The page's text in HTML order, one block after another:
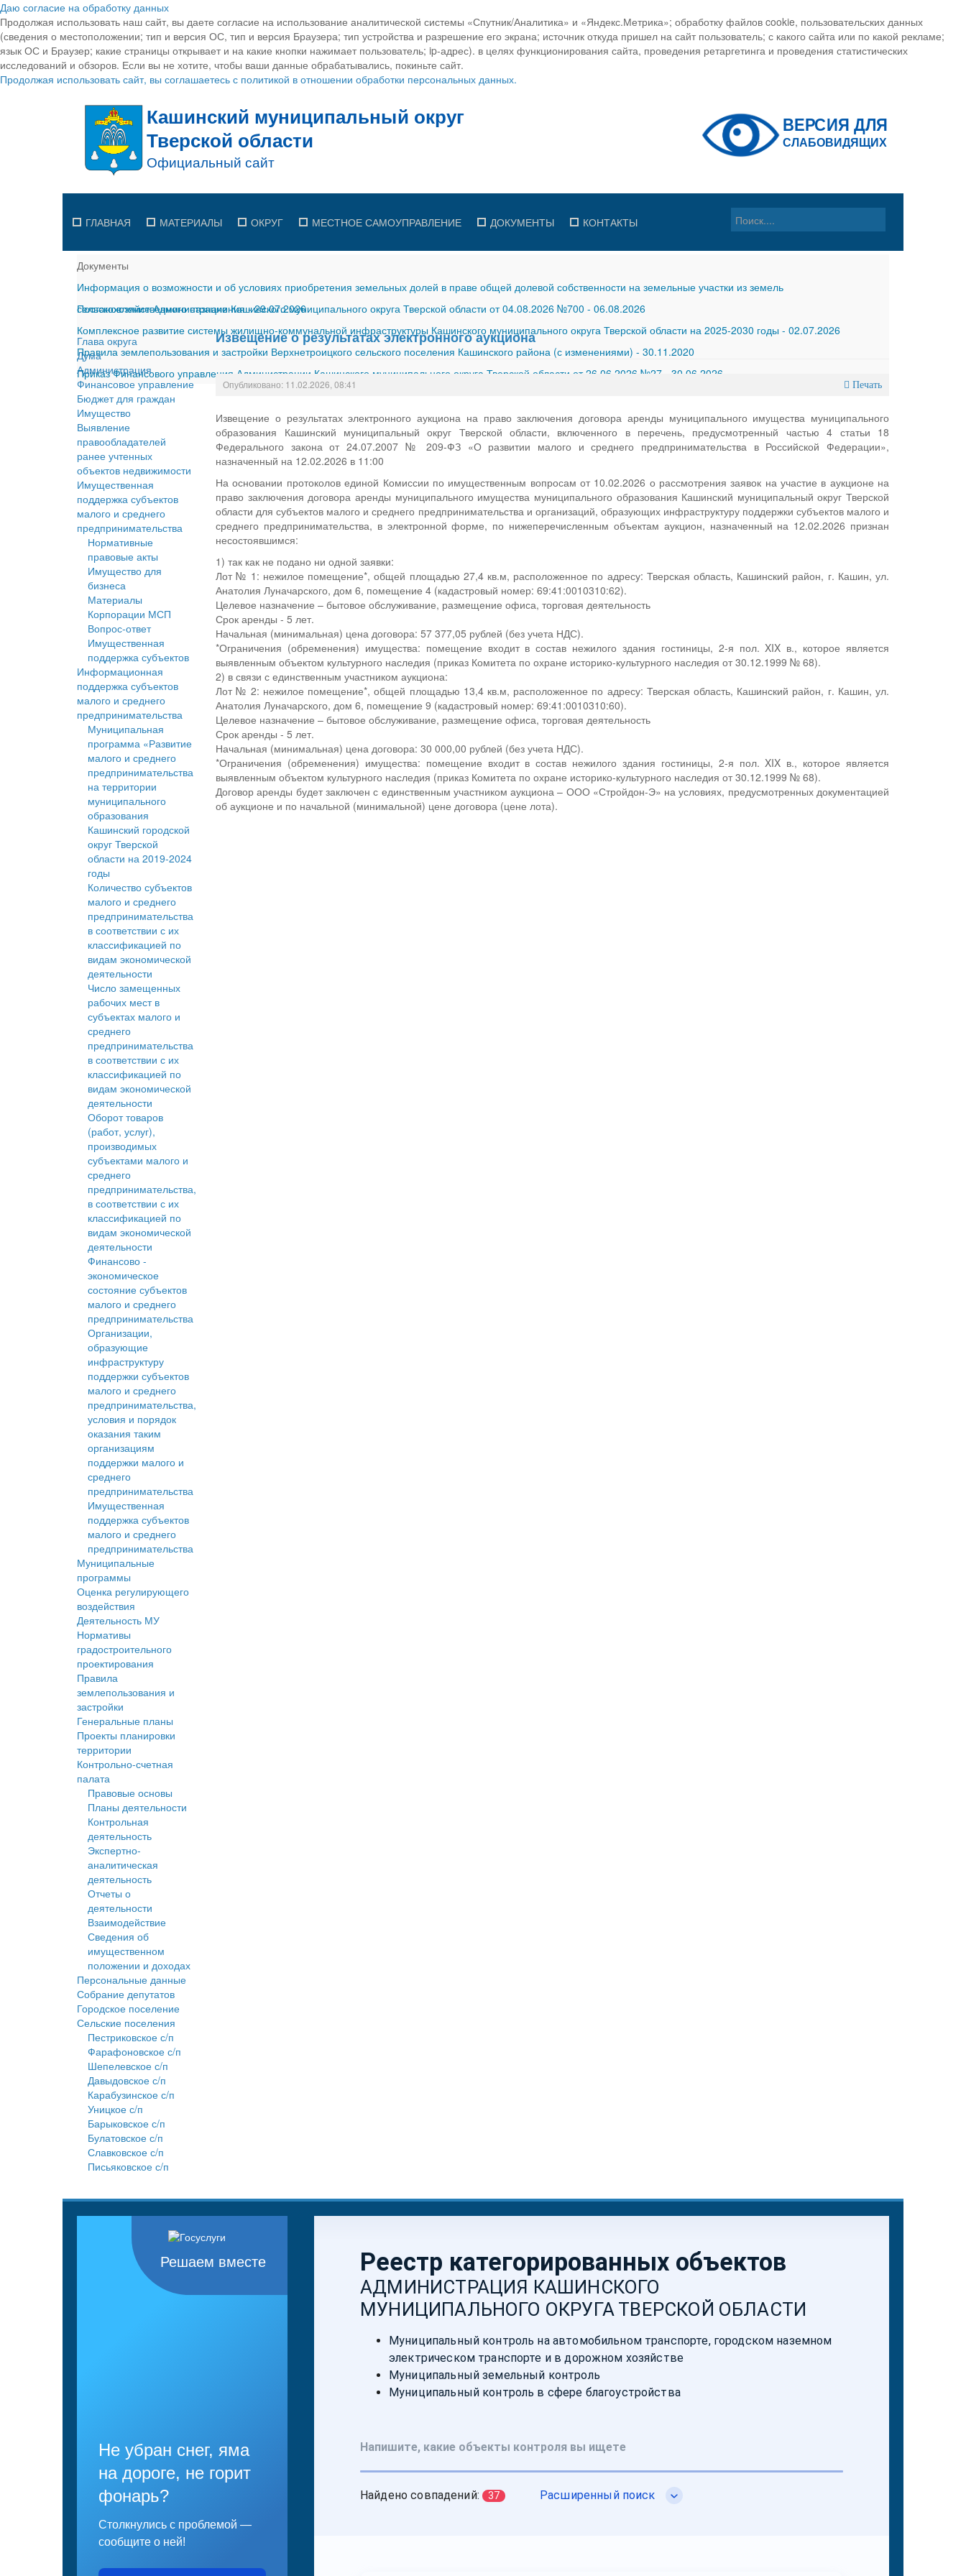
Даю согласие на обработку данных
Продолжая использовать наш сайт, вы даете согласие на использование аналитической системы «Спутник/Аналитика» и «Яндекс.Метрика»; обработку файлов cookie, пользовательских данных
(сведения о местоположении; тип и версия ОС, тип и версия Браузера; тип устройства и разрешение его экрана; источник откуда пришел на сайт пользователь; с какого сайта или по какой рекламе;
язык ОС и Браузер; какие страницы открывает и на какие кнопки нажимает пользователь; ip-адрес). в целях функционирования сайта, проведения ретаргетинга и проведения статистических
исследований и обзоров. Если вы не хотите, чтобы ваши данные обрабатывались, покиньте сайт.
Продолжая использовать сайт, вы соглашаетесь с политикой в отношении обработки персональных данных.
ГЛАВНАЯ МАТЕРИАЛЫ ОКРУГ МЕСТНОЕ САМОУПРАВЛЕНИЕ ДОКУМЕНТЫ КОНТАКТЫ
Документы
Информация о возможности и об условиях приобретения земельных долей в праве общей долевой собственности на земельные участки из земель
сельскохозяйственного назначения-29.07.2026
Постановление Администрации Кашинского муниципального округа Тверской области от 04.08.2026 №700 - 06.08.2026
Комплексное развитие системы жилищно-коммунальной инфраструктуры Кашинского муниципального округа Тверской области на 2025-2030 годы - 02.07.2026
Правила землепользования и застройки Верхнетроицкого сельского поселения Кашинского района (с изменениями) - 30.11.2020
Приказ Финансового управления Администрации Кашинского муниципального округа Тверской области от 26.06.2026 №27
30.06.2026
Глава округа
Дума
Администрация
Финансовое управление
Бюджет для граждан
Имущество
Выявление
правообладателей
ранее учтенных
объектов недвижимости
Имущественная
поддержка субъектов
малого и среднего
предпринимательства
Нормативные
правовые акты
Имущество для
бизнеса
Материалы
Корпорации МСП
Вопрос-ответ
Имущественная
поддержка субъектов
Информационная
поддержка субъектов
малого и среднего
предпринимательства
Муниципальная
программа «Развитие
малого и среднего
предпринимательства
на территории
муниципального
образования
Кашинский городской
округ Тверской
области на 2019-2024
годы
Количество субъектов
малого и среднего
предпринимательства
в соответствии с их
классификацией по
видам экономической
деятельности
Число замещенных
рабочих мест в
субъектах малого и
среднего
предпринимательства
в соответствии с их
классификацией по
видам экономической
деятельности
Оборот товаров
(работ, услуг),
производимых
субъектами малого и
среднего
предпринимательства,
в соответствии с их
классификацией по
видам экономической
деятельности
Финансово -
экономическое
состояние субъектов
малого и среднего
предпринимательства
Организации,
образующие
инфраструктуру
поддержки субъектов
малого и среднего
предпринимательства,
условия и порядок
оказания таким
организациям
поддержки малого и
среднего
предпринимательства
Имущественная
поддержка субъектов
малого и среднего
предпринимательства
Муниципальные
программы
Оценка регулирующего
воздействия
Деятельность МУ
Нормативы
градостроительного
проектирования
Правила
землепользования и
застройки
Генеральные планы
Проекты планировки
территории
Контрольно-счетная
палата
Правовые основы
Планы деятельности
Контрольная
деятельность
Экспертно-
аналитическая
деятельность
Отчеты о
деятельности
Взаимодействие
Сведения об
имущественном
положении и доходах
Персональные данные
Собрание депутатов
Городское поселение
Сельские поселения
Пестриковское с/п
Фарафоновское с/п
Шепелевское с/п
Давыдовское с/п
Карабузинское с/п
Уницкое с/п
Барыковское с/п
Булатовское с/п
Славковское с/п
Письяковское с/п
Извещение о результатах электронного аукциона
Опубликовано: 11.02.2026, 08:41 Печать
Извещение о результатах электронного аукциона на право заключения договора аренды муниципального имущества муниципального
образования Кашинский муниципальный округ Тверской области, включенного в перечень, предусмотренный частью 4 статьи 18
Федерального закона от 24.07.2007 № 209-ФЗ «О развитии малого и среднего предпринимательства в Российской Федерации»,
назначенный на 12.02.2026 в 11:00
На основании протоколов единой Комиссии по имущественным вопросам от 10.02.2026 о рассмотрения заявок на участие в аукционе на
право заключения договора аренды муниципального имущества муниципального образования Кашинский муниципальный округ Тверской
области для субъектов малого и среднего предпринимательства и организаций, образующих инфраструктуру поддержки субъектов малого и
среднего предпринимательства, в электронной форме, по нижеперечисленным объектам аукцион, назначенный на 12.02.2026 признан
несостоявшимся:
1) так как не подано ни одной заявки:
Лот № 1: нежилое помещение*, общей площадью 27,4 кв.м, расположенное по адресу: Тверская область, Кашинский район, г. Кашин, ул.
Анатолия Луначарского, дом 6, помещение 4 (кадастровый номер: 69:41:0010310:62).
Целевое назначение – бытовое обслуживание, размещение офиса, торговая деятельность
Срок аренды - 5 лет.
Начальная (минимальная) цена договора: 57 377,05 рублей (без учета НДС).
*Ограничения (обременения) имущества: помещение входит в состав нежилого здания гостиницы, 2-я пол. XIX в., которое является
выявленным объектом культурного наследия (приказ Комитета по охране историко-культурного наследия от 30.12.1999 № 68).
2) в связи с единственным участником аукциона:
Лот № 2: нежилое помещение*, общей площадью 13,4 кв.м, расположенное по адресу: Тверская область, Кашинский район, г. Кашин, ул.
Анатолия Луначарского, дом 6, помещение 9 (кадастровый номер: 69:41:0010310:60).
Целевое назначение – бытовое обслуживание, размещение офиса, торговая деятельность
Срок аренды - 5 лет.
Начальная (минимальная) цена договора: 30 000,00 рублей (без учета НДС).
*Ограничения (обременения) имущества: помещение входит в состав нежилого здания гостиницы, 2-я пол. XIX в., которое является
выявленным объектом культурного наследия (приказ Комитета по охране историко-культурного наследия от 30.12.1999 № 68).
Договор аренды будет заключен с единственным участником аукциона – ООО «Стройдон-Э» на условиях, предусмотренных документацией
об аукционе и по начальной (минимальной) цене договора (цене лота).
Решаем вместе
Не убран снег, яма
на дороге, не горит
фонарь?
Столкнулись с проблемой —
сообщите о ней!